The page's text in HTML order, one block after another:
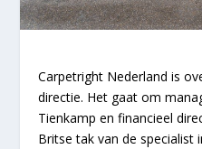
Carpetright Nederland is
directie. Het gaat om
Tienkamp en financieel
Britse tak van de specialist